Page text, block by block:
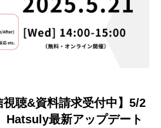
視聴&資料請求受付中】5/2
Hatsuly最新アップデート